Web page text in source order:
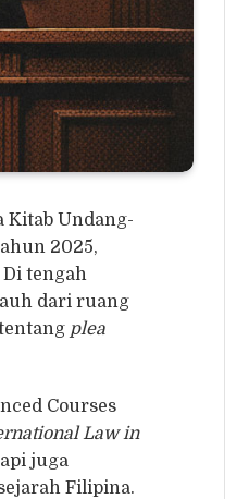
Kitab Undang-
2025,
tengah
dari ruang
plea
Courses
Law in
juga
Filipina.